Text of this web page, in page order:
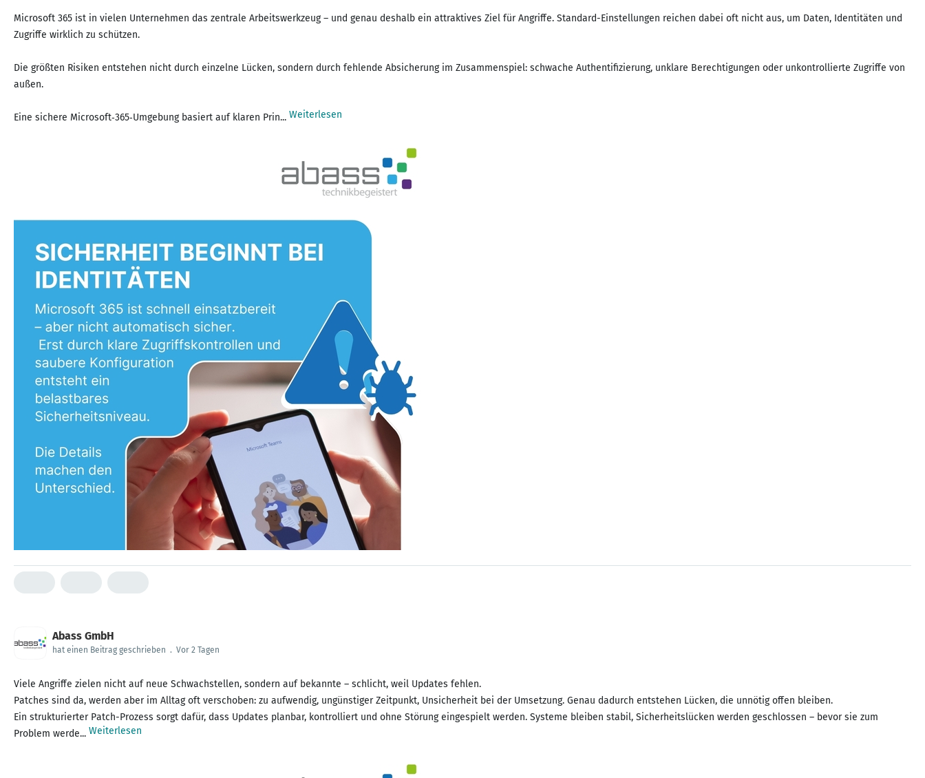
Microsoft 365 ist in vielen Unternehmen das zentrale Arbeitswerkzeug – und genau deshalb ein attraktives Ziel für Angriffe. Standard-Einstellungen reichen dabei oft nicht aus, um Daten, Identitäten und
Zugriffe wirklich zu schützen.
Die größten Risiken entstehen nicht durch einzelne Lücken, sondern durch fehlende Absicherung im Zusammenspiel: schwache Authentifizierung, unklare Berechtigungen oder unkontrollierte Zugriffe von
außen.
Eine sichere Microsoft‑365‑Umgebung basiert auf klaren Prin... Weiterlesen
Abass GmbH
hat einen Beitrag geschrieben . Vor 2 Tagen
Viele Angriffe zielen nicht auf neue Schwachstellen, sondern auf bekannte – schlicht, weil Updates fehlen.
Patches sind da, werden aber im Alltag oft verschoben: zu aufwendig, ungünstiger Zeitpunkt, Unsicherheit bei der Umsetzung. Genau dadurch entstehen Lücken, die unnötig offen bleiben.
Ein strukturierter Patch-Prozess sorgt dafür, dass Updates planbar, kontrolliert und ohne Störung eingespielt werden. Systeme bleiben stabil, Sicherheitslücken werden geschlossen – bevor sie zum
Problem werde... Weiterlesen